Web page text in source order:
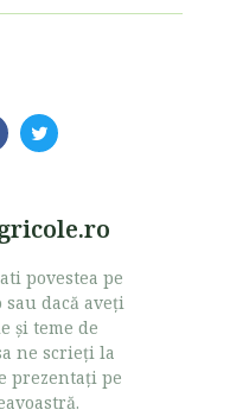
povestea pe
dacă aveţi
şi teme de
ne scrieţi la
prezentaţi pe